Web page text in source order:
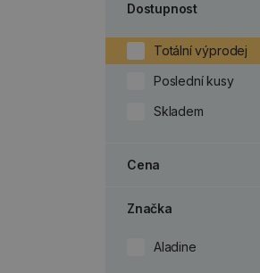
Dostupnost
Totální výprodej
Poslední kusy
Skladem
Cena
Značka
Aladine